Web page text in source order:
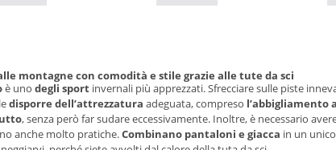
montagne con comodità e stile grazie alle tute da sci
è uno degli sport invernali più apprezzati. Sfrecciare sulle piste
disporre dell’attrezzatura adeguata, compreso l’abbigliamento
, senza però far sudare eccessivamente. Inoltre, è necessario
anche molto pratiche.Combinano pantaloni e giacca in un